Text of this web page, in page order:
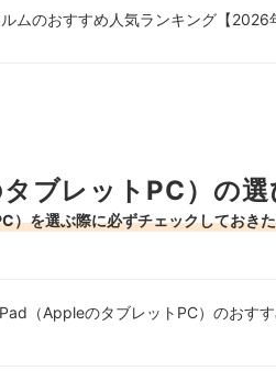
ムのおすすめ人気ランキング【2026
ブレットPC）の選
）を選ぶ際に必ずチェックしておき
（AppleのタブレットPC）のおす